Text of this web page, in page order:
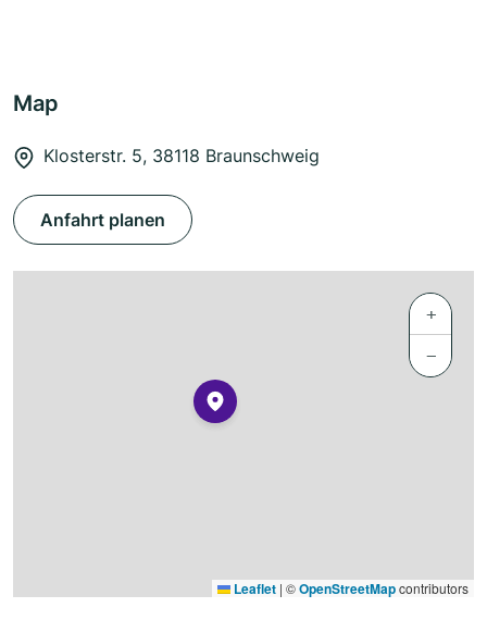
Map
Klosterstr. 5, 38118 Braunschweig
Anfahrt planen
+
−
Leaflet | ©OpenStreetMapcontributors